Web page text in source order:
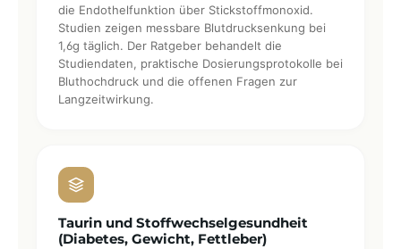
die Endothelfunktion über Stickstoffmonoxid.
Studien zeigen messbare Blutdrucksenkung bei
1,6g täglich. Der Ratgeber behandelt die
Studiendaten, praktische Dosierungsprotokolle bei
Bluthochdruck und die offenen Fragen zur
Langzeitwirkung.
Taurin und Stoffwechselgesundheit
(Diabetes, Gewicht, Fettleber)